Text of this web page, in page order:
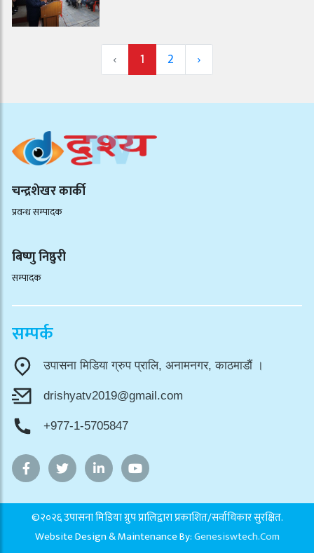
‹ 1 2 ›
चन्द्रशेखर कार्की
प्रवन्ध सम्पादक
बिष्णु निष्ठुरी
सम्पादक
सम्पर्क
उपासना मिडिया ग्रुप प्रालि, अनामनगर, काठमाडौं ।
drishyatv2019@gmail.com
+977-1-5705847
©२०२६ उपासना मिडिया ग्रुप प्रालिद्वारा प्रकाशित/सर्वाधिकार सुरक्षित.
Website Design & Maintenance By:Genesiswtech.com